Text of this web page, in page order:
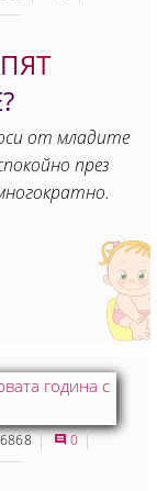
от младите
през
0